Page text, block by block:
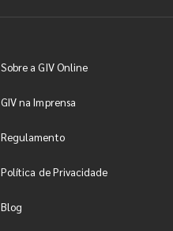
Sobre a GIV Online
GIV na Imprensa
Regulamento
Política de Privacidade
Blog